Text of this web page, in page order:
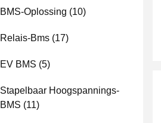
BMS-Oplossing (10)
Relais-Bms (17)
EV BMS (5)
Stapelbaar Hoogspannings-
BMS (11)